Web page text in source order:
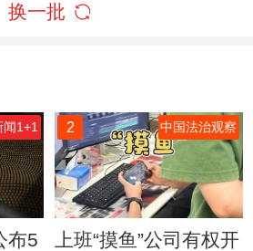
换一批
闻1+1
布5
2 中国法治观察
上班“摸鱼”公司有权开